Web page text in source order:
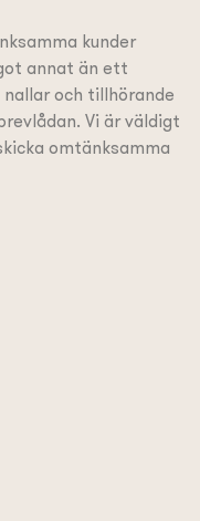
kunder
annat än ett
och tillhörande
Vi är väldigt
omtänksamma